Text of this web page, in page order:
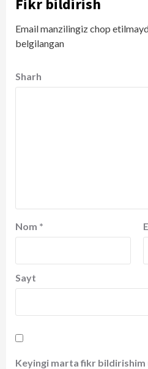
Fikr bildirish
Email manzilingiz chop
belgilangan
Sharh
Nom *
Sayt
Keyingi marta fikr bildirishim